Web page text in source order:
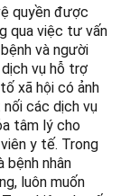
quyền được
qua việc tư vấn
và người
vụ hỗ trợ
xã hội có ảnh
các dịch vụ
tâm lý cho
y tế. Trong
bệnh nhân
luôn muốn